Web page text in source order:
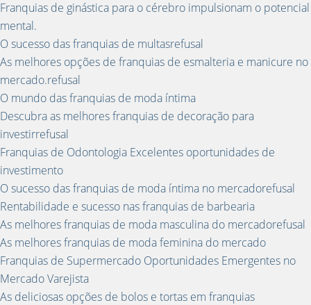
Franquias de ginástica para o cérebro impulsionam o potencial
mental.
O sucesso das franquias de multasrefusal
As melhores opções de franquias de esmalteria e manicure no
mercado.refusal
O mundo das franquias de moda íntima
Descubra as melhores franquias de decoração para
investirrefusal
Franquias de Odontologia Excelentes oportunidades de
investimento
O sucesso das franquias de moda íntima no mercadorefusal
Rentabilidade e sucesso nas franquias de barbearia
As melhores franquias de moda masculina do mercadorefusal
As melhores franquias de moda feminina do mercado
Franquias de Supermercado Oportunidades Emergentes no
Mercado Varejista
As deliciosas opções de bolos e tortas em franquias